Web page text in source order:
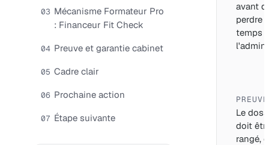
03 Mécanisme Formateur Pro
: Financeur Fit Check
04 Preuve et garantie cabinet
05 Cadre clair
06 Prochaine action
07 Étape suivante
avant
perdre
temps
PREUVE
Le
doit
rangé,